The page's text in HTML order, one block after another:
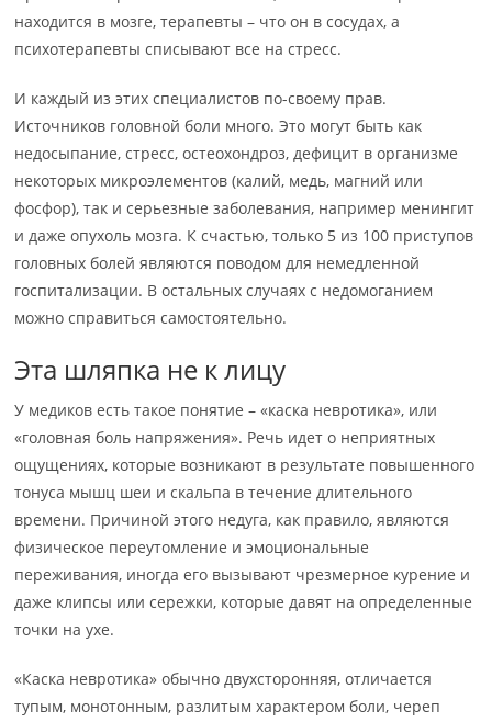
находится в мозге, терапевты – что он в сосудах, а
психотерапевты списывают все на стресс.
И каждый из этих специалистов по-своему прав.
Источников головной боли много. Это могут быть как
недосыпание, стресс, остеохондроз, дефицит в организме
некоторых микроэлементов (калий, медь, магний или
фосфор), так и серьезные заболевания, например менингит
и даже опухоль мозга. К счастью, только 5 из 100 приступов
головных болей являются поводом для немедленной
госпитализации. В остальных случаях с недомоганием
можно справиться самостоятельно.
Эта шляпка не к лицу
У медиков есть такое понятие – «каска невротика», или
«головная боль напряжения». Речь идет о неприятных
ощущениях, которые возникают в результате повышенного
тонуса мышц шеи и скальпа в течение длительного
времени. Причиной этого недуга, как правило, являются
физическое переутомление и эмоциональные
переживания, иногда его вызывают чрезмерное курение и
даже клипсы или сережки, которые давят на определенные
точки на ухе.
«Каска невротика» обычно двухсторонняя, отличается
тупым, монотонным, разлитым характером боли, череп